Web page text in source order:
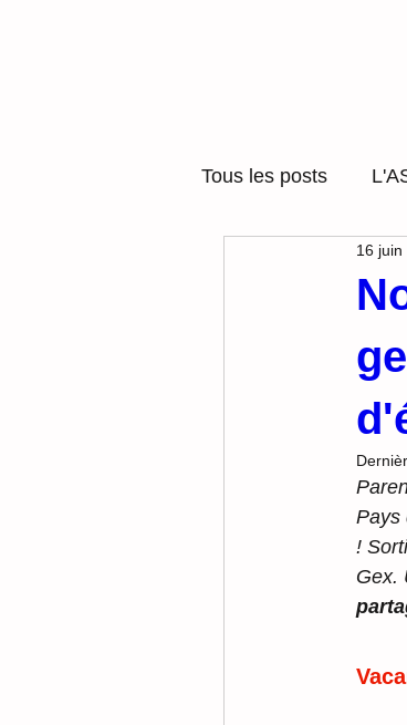
Tous les posts
LUDOTHEQUE
16 juin
Pays
!
Gex.